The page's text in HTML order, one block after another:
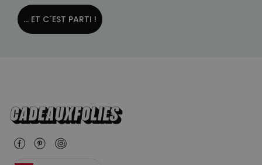
... ET C´EST PARTI !